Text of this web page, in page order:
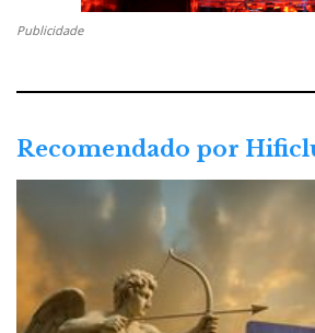
Publicidade
Recomendado por